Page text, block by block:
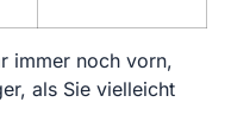
immer noch vorn,
als Sie vielleicht